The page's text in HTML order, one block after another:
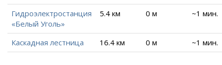
Гидроэлектростанция
«Белый Уголь»
5.4 км 0 м ~1 мин.
Каскадная лестница 16.4 км 0 м ~1 мин.